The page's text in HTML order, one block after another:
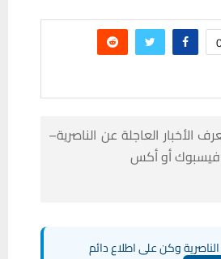
الأخبار العاجلة عن الناصرية–
فيسبوك أو أكس
وكن على اطلاع دائم